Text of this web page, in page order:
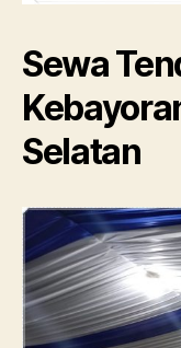
Sewa
Selatan